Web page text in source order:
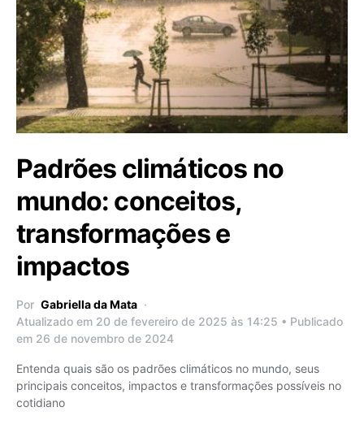
Padrões climáticos no
mundo: conceitos,
transformações e
impactos
Por Gabriella da Mata
Atualizado em 20 de fevereiro de 2025 às 14:25 • Publicado
em 26 de novembro de 2024
Entenda quais são os padrões climáticos no mundo, seus
principais conceitos, impactos e transformações possíveis no
cotidiano